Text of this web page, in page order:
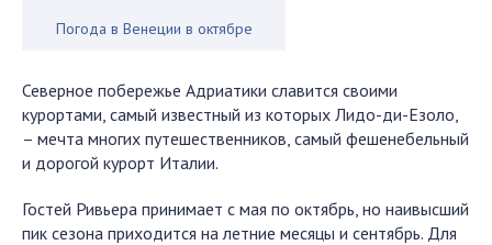
Погода в Венеции в октябре
Северное побережье Адриатики славится своими
курортами, самый известный из которых Лидо-ди-Езоло,
– мечта многих путешественников, самый фешенебельный
и дорогой курорт Италии.
Гостей Ривьера принимает с мая по октябрь, но наивысший
пик сезона приходится на летние месяцы и сентябрь. Для